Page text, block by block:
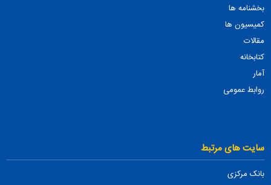
بخشنامه ها
کمیسیون ها
مقالات
کتابخانه
آمار
روابط عمومی
سایت های مرتبط
بانک مرکزی